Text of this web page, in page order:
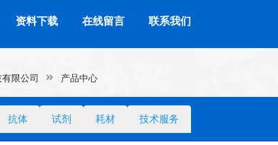
资料下载 在线留言 联系我们
限公司 产品中心
抗体 试剂 耗材 技术服务